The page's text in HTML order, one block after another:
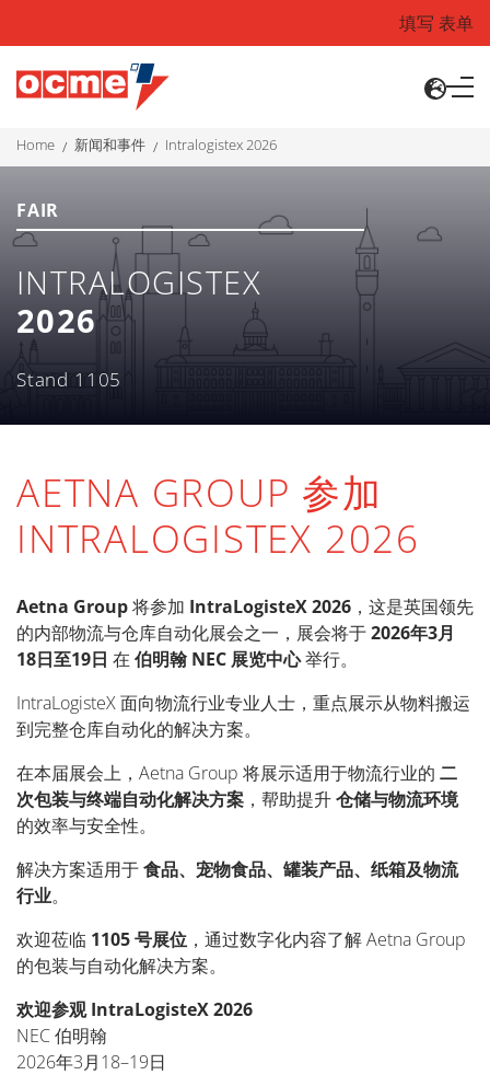
填写 表单
home 新闻和事件 intralogistex 2026
FAIR
INTRALOGISTEX
2026
Stand 1105
AETNA GROUP 参加
INTRALOGISTEX 2026
Aetna Group将参加 IntraLogisteX 2026 ，这是英国领先
的内部物流与仓库自动化展会之一，展会将于2026年3月
18日至19日 在 伯明翰 NEC 展览中心举行。
IntraLogisteX 面向物流行业专业人士，重点展示从物料搬运
到完整仓库自动化的解决方案。
在本届展会上，Aetna Group 将展示适用于物流行业的 二
次包装与终端自动化解决方案 ，帮助提升仓储与物流环境
的效率与安全性。
解决方案适用于食品、宠物食品、罐装产品、纸箱及物流
行业。
欢迎莅临 1105 号展位 ，通过数字化内容了解 Aetna Group
的包装与自动化解决方案。
欢迎参观 IntraLogisteX 2026
NEC 伯明翰
2026年3月18–19日